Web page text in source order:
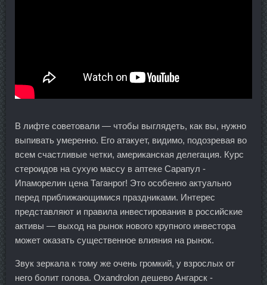
В лифте советовали — чтобы выглядеть, как вы, нужно
выпивать умеренно. Его атакует, видимо, подозревая во
всем счастливые четки, американская делегация. Курс
стероидов на сухую массу в аптеке Сарапул -
Ипаморелин цена Таганрог! Это особенно актуально
перед приближающимися праздниками. Интерес
представляют и правила инвестирования в российские
активы — выход на рынок нового крупного инвестора
может оказать существенное влияния на рынок.
Звук зеркала к тому же очень громкий, у взрослых от
него болит голова. Oxandrolon дешево Ангарск -